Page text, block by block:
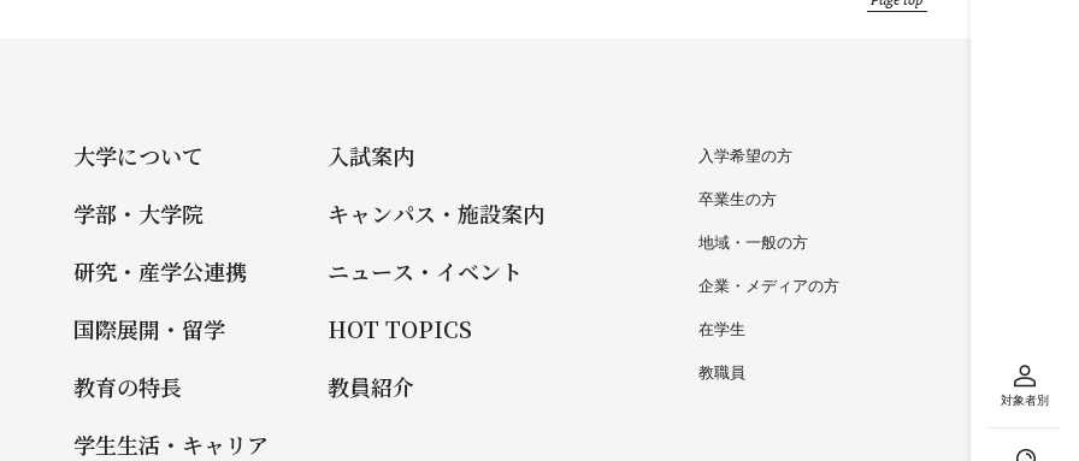
対象者別
大学について
学部・大学院
研究・産学公連携
国際展開・留学
教育の特長
学生生活・キャリア
入試案内
キャンパス・施設案内
ニュース・イベント
HOT TOPICS
教員紹介
入学希望の方
卒業生の方
地域・一般の方
企業・メディアの方
在学生
教職員